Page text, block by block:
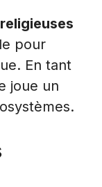
pour
En tant
joue un